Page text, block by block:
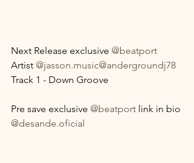
Next Release exclusive @beatport
Artist @jasson.music@andergroundj78
Track 1 - Down Groove
Pre save exclusive @beatport link in bio
@desande.oficial